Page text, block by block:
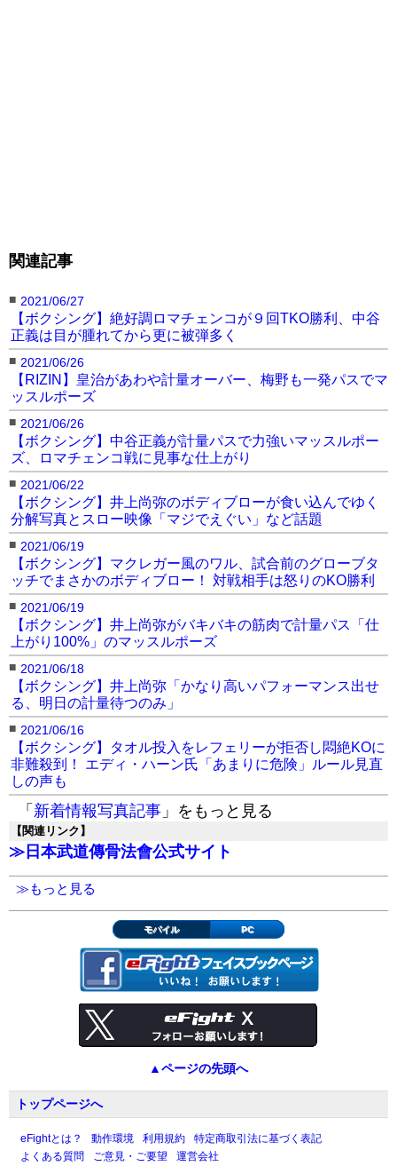
関連記事
■ 2021/06/27
【ボクシング】絶好調ロマチェンコが９回TKO勝利、中谷
正義は目が腫れてから更に被弾多く
■ 2021/06/26
【RIZIN】皇治があわや計量オーバー、梅野も一発パスでマ
ッスルポーズ
■ 2021/06/26
【ボクシング】中谷正義が計量パスで力強いマッスルポー
ズ、ロマチェンコ戦に見事な仕上がり
■ 2021/06/22
【ボクシング】井上尚弥のボディブローが食い込んでゆく
分解写真とスロー映像「マジでえぐい」など話題
■ 2021/06/19
【ボクシング】マクレガー風のワル、試合前のグローブタ
ッチでまさかのボディブロー！ 対戦相手は怒りのKO勝利
■ 2021/06/19
【ボクシング】井上尚弥がバキバキの筋肉で計量パス「仕
上がり100%」のマッスルポーズ
■ 2021/06/18
【ボクシング】井上尚弥「かなり高いパフォーマンス出せ
る、明日の計量待つのみ」
■ 2021/06/16
【ボクシング】タオル投入をレフェリーが拒否し悶絶KOに
非難殺到！ エディ・ハーン氏「あまりに危険」ルール見直
しの声も
「 新着情報写真記事 」をもっと見る
【関連リンク】
≫ 日本武道傳骨法會公式サイト
≫もっと見る
モバイル PC
▲ページの先頭へ
トップページへ
eFightとは？ 動作環境 利用規約
特定商取引法に基づく表記
よくある質問
ご意見・ご要望 運営会社